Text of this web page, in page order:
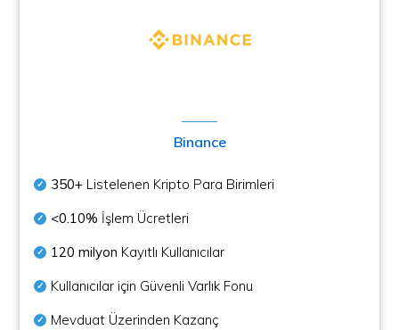
Binance
350+ Listelenen Kripto Para Birimleri
<0.10% İşlem Ücretleri
120 milyon Kayıtlı Kullanıcılar
Kullanıcılar için Güvenli Varlık Fonu
Mevduat Üzerinden Kazanç